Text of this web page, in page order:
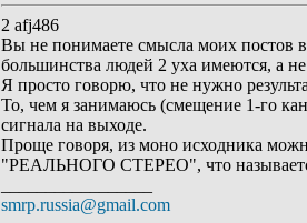
2 afj486
Вы не понимаете смысла моих постов
большинства людей 2 уха имеются, а
Я просто говорю, что не нужно
То, чем я занимаюсь (смещение 1-го
сигнала на выходе.
Проще говоря, из моно исходника
"РЕАЛЬНОГО СТЕРЕО", что
smrp.russia@gmail.com